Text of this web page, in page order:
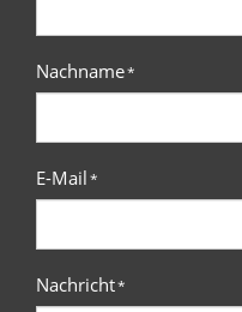
Nachname*
E-Mail*
Nachricht*